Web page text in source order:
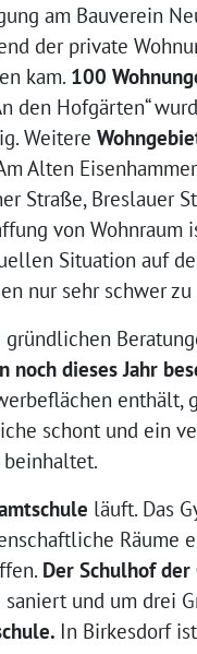
am Bauverein
der private
kam. 100
den Hofgärten“
Weitere
Alten
Straße, Breslauer
von Wohnraum
Situation auf
nur sehr schwer
noch dieses Jahr
enthält,
schont und ein
läuft. Das
Räume
Der Schulhof der
und um drei
In Birkesdorf